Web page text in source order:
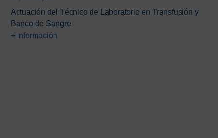
precio
original
era:
75,00€.
precio
actual
es:
49,00€.
Actuación del Técnico de Laboratorio en Transfusión y
Banco de Sangre
+ Información